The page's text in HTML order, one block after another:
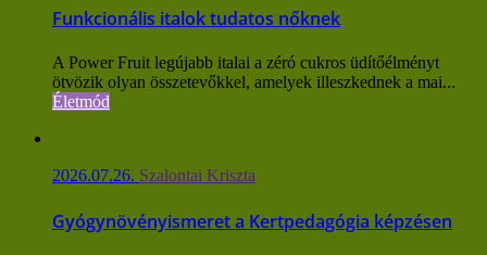
Funkcionális italok tudatos nőknek
A Power Fruit legújabb italai a zéró cukros üdítőélményt
ötvözik olyan összetevőkkel, amelyek illeszkednek a mai...
Életmód
2026.07.26. Szalontai Kriszta
Gyógynövényismeret a Kertpedagógia képzésen